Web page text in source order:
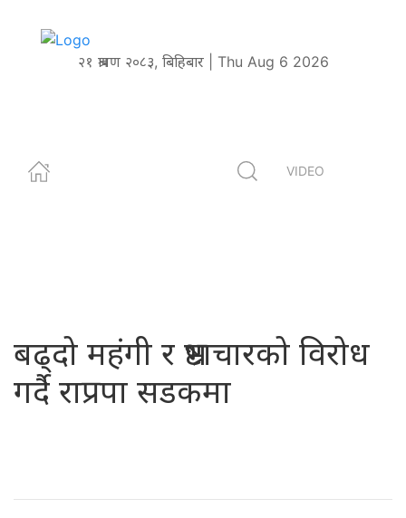
२१ श्रावण २०८३, बिहिबार | Thu Aug 6 2026
VIDEO
बढ्दो महंगी र भ्रष्टाचारको विरोध
गर्दै राप्रपा सडकमा